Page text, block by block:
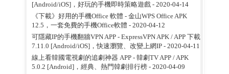
[Android/iOS]，好玩的手機即時策略遊戲- 2020-04-14
《下載》好用的手機Office 軟體 - 金山WPS Office APK
12.5，一套免費的手機Office軟體 - 2020-04-12
可隱藏IP的手機翻牆VPN APP - ExpressVPN APK / APP 下載
7.11.0 [Android/iOS]，快速瀏覽、改變上網IP- 2020-04-11
線上看韓國電視劇的追劇神器 APP - 韓劇TV APP / APK
5.0.2 [Android]，經典、熱門韓劇排行榜- 2020-04-09